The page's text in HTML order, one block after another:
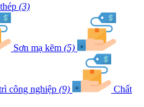
(3)
Sơn mạ kẽm (5)
công nghiệp (9) Chất